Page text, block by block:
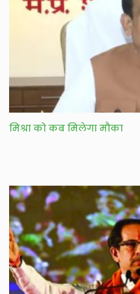
मिश्रा को कब मिलेगा मौका